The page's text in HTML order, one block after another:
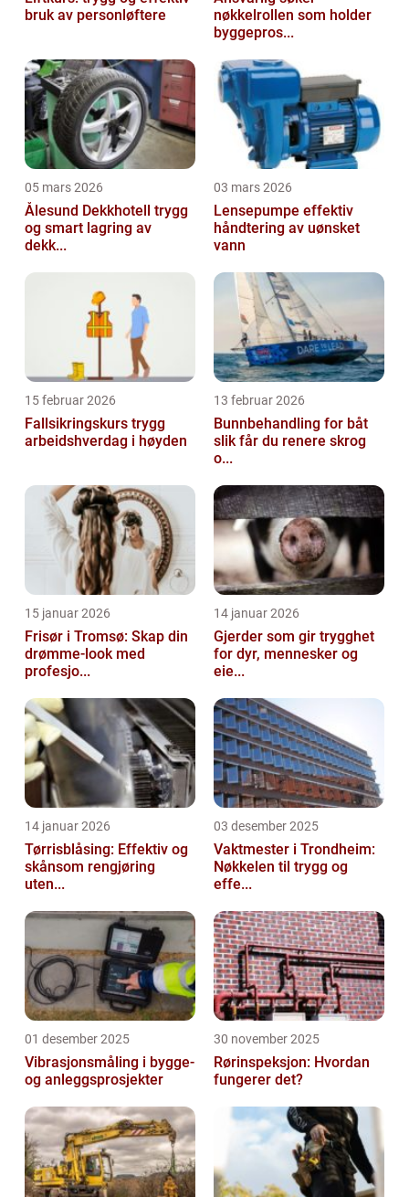
bruk av personløftere
nøkkelrollen som holder
byggepros...
05 mars 2026
Ålesund Dekkhotell trygg
og smart lagring av
dekk...
03 mars 2026
Lensepumpe effektiv
håndtering av uønsket
vann
15 februar 2026
Fallsikringskurs trygg
arbeidshverdag i høyden
13 februar 2026
Bunnbehandling for båt
slik får du renere skrog
o...
15 januar 2026
Frisør i Tromsø: Skap din
drømme-look med
profesjo...
14 januar 2026
Gjerder som gir trygghet
for dyr, mennesker og
eie...
14 januar 2026
Tørrisblåsing: Effektiv og
skånsom rengjøring
uten...
03 desember 2025
Vaktmester i Trondheim:
Nøkkelen til trygg og
effe...
01 desember 2025
Vibrasjonsmåling i bygge-
og anleggsprosjekter
30 november 2025
Rørinspeksjon: Hvordan
fungerer det?